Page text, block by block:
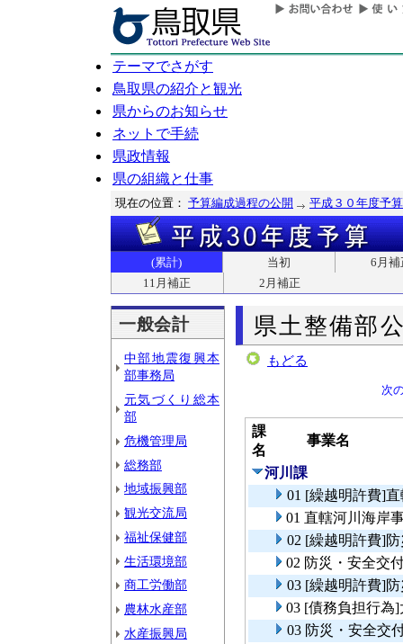
テーマでさがす
鳥取県の紹介と観光
県からのお知らせ
ネットで手続
県政情報
県の組織と仕事
現在の位置： 予算編成過程の公開 平成３０年度予算
(累計) 当初
6月補
11月補正
2月補正
一般会計
中部地震復興本
部事務局
元気づくり総本
部
危機管理局
総務部
地域振興部
観光交流局
福祉保健部
生活環境部
商工労働部
農林水産部
水産振興局
県土整備部
もどる
次
課
名
事業名
河川課
01 [繰越明許費]
01 直轄河川海岸
02 [繰越明許費]
02 防災・安全交
03 [繰越明許費]
03 [債務負担行
03 防災・安全交